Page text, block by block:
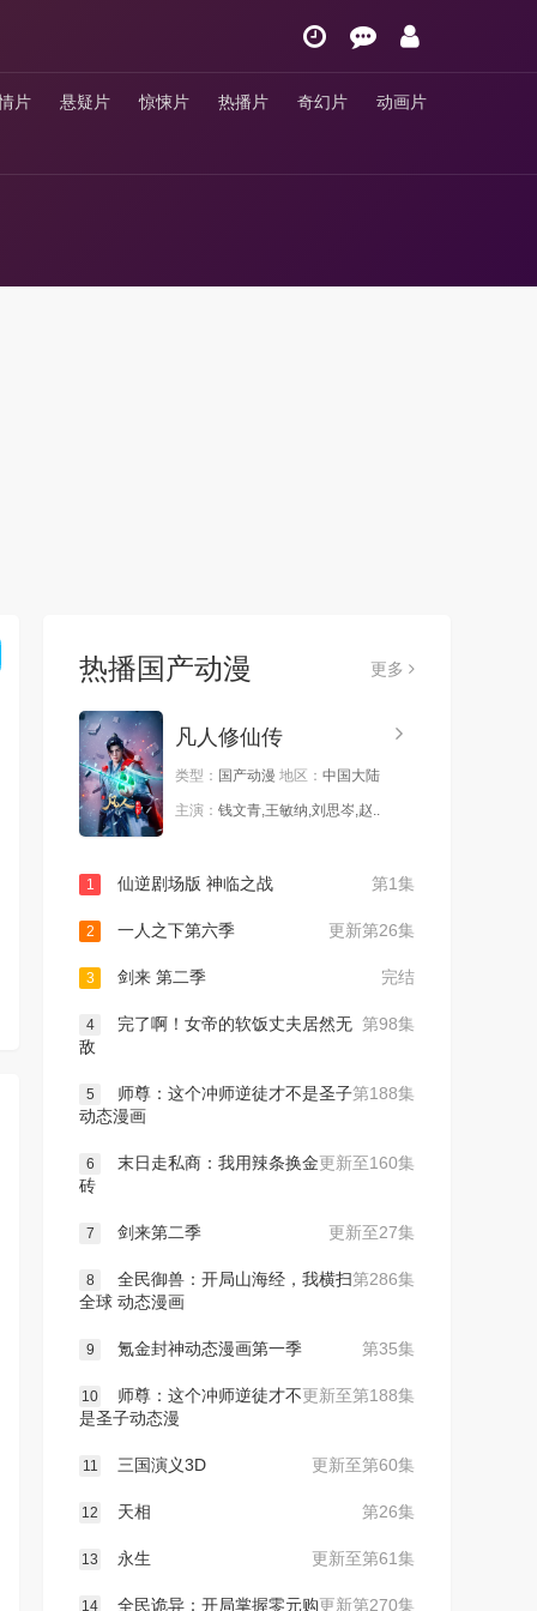
片 悬疑片 惊悚片 热播片 奇幻片 动画片
热播国产动漫 更多
凡人修仙传
类型： 国产动漫 地区： 中国大陆
主演： 钱文青,王敏纳,刘思岑,赵..
第1集
1 仙逆剧场版 神临之战
更新第26集
2 一人之下第六季
完结
3 剑来 第二季
第98集
4
完了啊！女帝的软饭丈夫居然无
敌
第188集
5
师尊：这个冲师逆徒才不是圣子
动态漫画
更新至160集
6
末日走私商：我用辣条换金
砖
更新至27集
7 剑来第二季
第286集
8
全民御兽：开局山海经，我横扫
全球 动态漫画
第35集
9 氪金封神动态漫画第一季
更新至第188集
10
师尊：这个冲师逆徒才不
是圣子动态漫
更新至第60集
11 三国演义3D
第26集
12 天相
更新至第61集
13 永生
更新第270集
14
全民诡异：开局掌握零元购